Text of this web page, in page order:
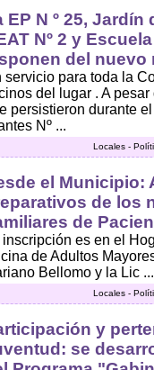
EP N º 25, Jardín
Nº 2 y
del nuevo
servicio para toda la
del lugar . A
persistieron durante
Nº ...
Locales -
el Municipio:
de los
de
inscripción es en el
de Adultos
Bellomo y la Lic ...
Locales -
y
se